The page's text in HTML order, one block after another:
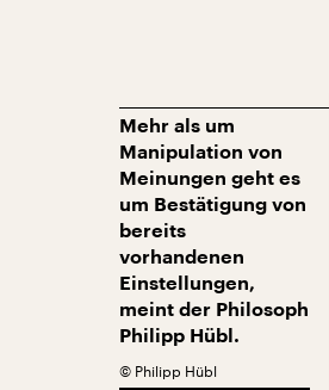
Mehr als um
Manipulation von
Meinungen geht es
um Bestätigung von
bereits
vorhandenen
Einstellungen,
meint der Philosoph
Philipp Hübl.
© Philipp Hübl